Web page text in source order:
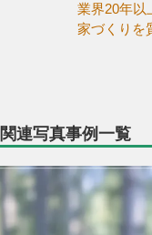
業界20年以
家づくりを
関連写真事例一覧